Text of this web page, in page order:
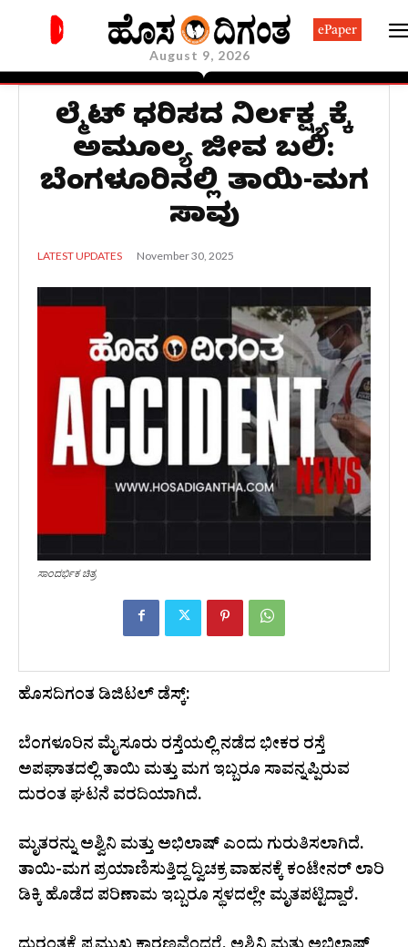
August 9, 2026
ePaper
ಹೆಲ್ಮೆಟ್ ಧರಿಸದ ನಿರ್ಲಕ್ಷ್ಯಕ್ಕೆ
ಅಮೂಲ್ಯ ಜೀವ ಬಲಿ:
ಬೆಂಗಳೂರಿನಲ್ಲಿ ತಾಯಿ-ಮಗ
ಸಾವು
LATEST UPDATES November 30, 2025
ಸಾಂದರ್ಭಿಕ ಚಿತ್ರ
ಹೊಸದಿಗಂತ ಡಿಜಿಟಲ್ ಡೆಸ್ಕ್:
ಬೆಂಗಳೂರಿನ ಮೈಸೂರು ರಸ್ತೆಯಲ್ಲಿ ನಡೆದ ಭೀಕರ ರಸ್ತೆ
ಅಪಘಾತದಲ್ಲಿ ತಾಯಿ ಮತ್ತು ಮಗ ಇಬ್ಬರೂ ಸಾವನ್ನಪ್ಪಿರುವ
ದುರಂತ ಘಟನೆ ವರದಿಯಾಗಿದೆ.
ಮೃತರನ್ನು ಅಶ್ವಿನಿ ಮತ್ತು ಅಭಿಲಾಷ್ ಎಂದು ಗುರುತಿಸಲಾಗಿದೆ.
ತಾಯಿ-ಮಗ ಪ್ರಯಾಣಿಸುತ್ತಿದ್ದ ದ್ವಿಚಕ್ರ ವಾಹನಕ್ಕೆ ಕಂಟೇನರ್ ಲಾರಿ
ಡಿಕ್ಕಿ ಹೊಡೆದ ಪರಿಣಾಮ ಇಬ್ಬರೂ ಸ್ಥಳದಲ್ಲೇ ಮೃತಪಟ್ಟಿದ್ದಾರೆ.